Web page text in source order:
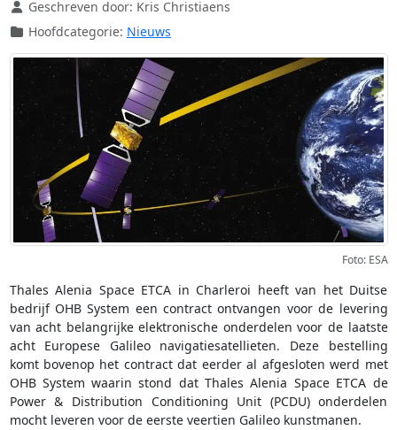
Geschreven door: Kris Christiaens
Hoofdcategorie: Nieuws
Foto: ESA
Thales Alenia Space ETCA in Charleroi heeft van het Duitse
bedrijf OHB System een contract ontvangen voor de levering
van acht belangrijke elektronische onderdelen voor de laatste
acht Europese Galileo navigatiesatellieten. Deze bestelling
komt bovenop het contract dat eerder al afgesloten werd met
OHB System waarin stond dat Thales Alenia Space ETCA de
Power & Distribution Conditioning Unit (PCDU) onderdelen
mocht leveren voor de eerste veertien Galileo kunstmanen.